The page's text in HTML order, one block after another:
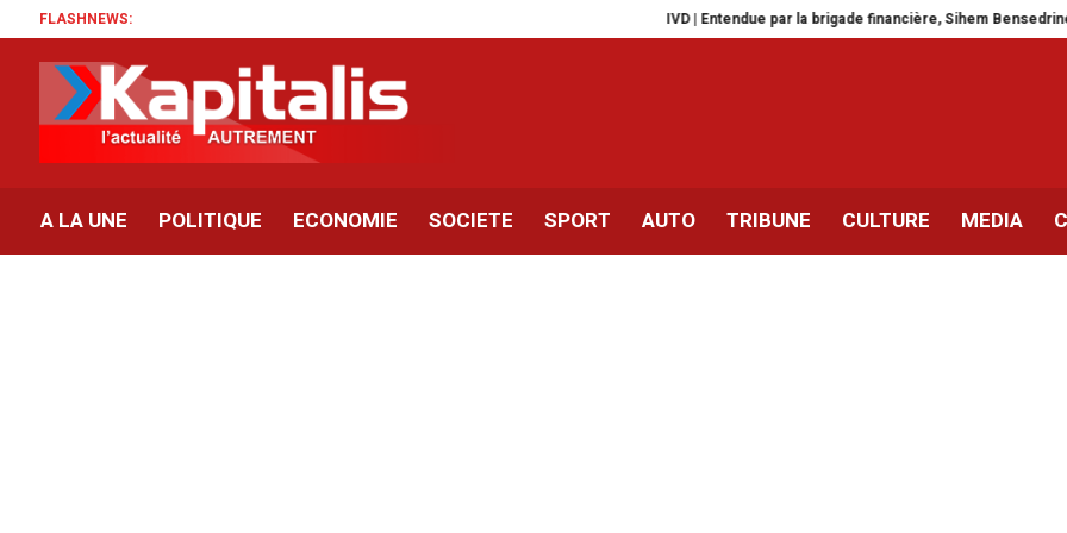
FLASHNEWS: IVD | Entendue par la brigade financière, Sihem Bensedrine laissée en
A LA UNE POLITIQUE ECONOMIE SOCIETE SPORT AUTO TRIBUNE CULTURE MEDIA